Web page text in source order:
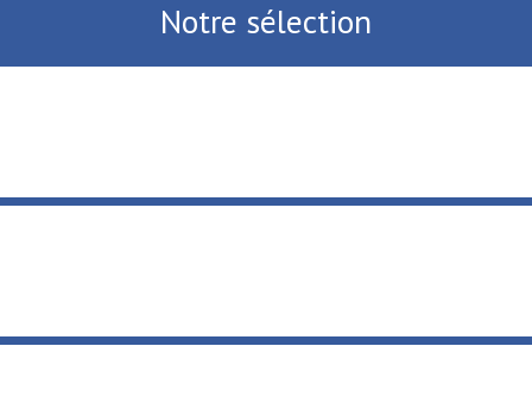
Notre sélection